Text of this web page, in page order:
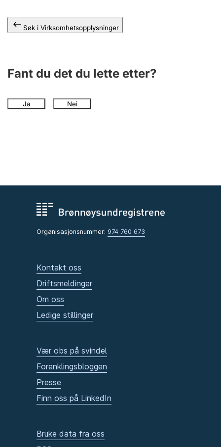
Søk i Virksomhetsopplysninger
Fant du det du lette etter?
Ja Nei
Organisasjonsnummer: 974 760 673
Kontakt oss
Driftsmeldinger
Om oss
Ledige stillinger
Vær obs på svindel
Forenklingsbloggen
Presse
Finn oss på LinkedIn
Bruke data fra oss